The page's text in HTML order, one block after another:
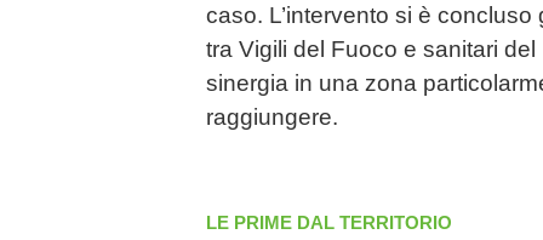
caso. L’intervento si è
tra Vigili del Fuoco e sanitari
sinergia in una zona
raggiungere.
LE PRIME DAL TERRITORIO